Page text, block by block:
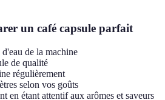
un café capsule parfait
de la machine
de qualité
régulièrement
selon vos goûts
en étant attentif aux arômes et saveurs